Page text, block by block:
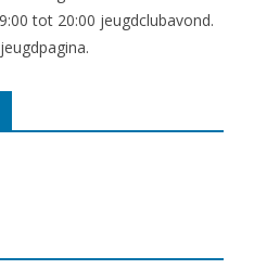
tot 20:00 jeugdclubavond.
.